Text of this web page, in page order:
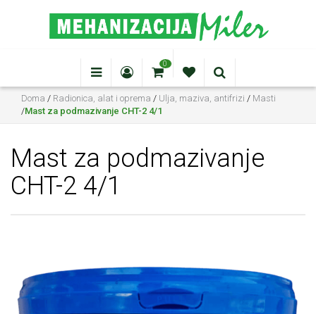
0
Doma / Radionica, alat i oprema / Ulja, maziva, antifrizi / Masti
/Mast za podmazivanje CHT-2 4/1
Mast za podmazivanje
CHT-2 4/1